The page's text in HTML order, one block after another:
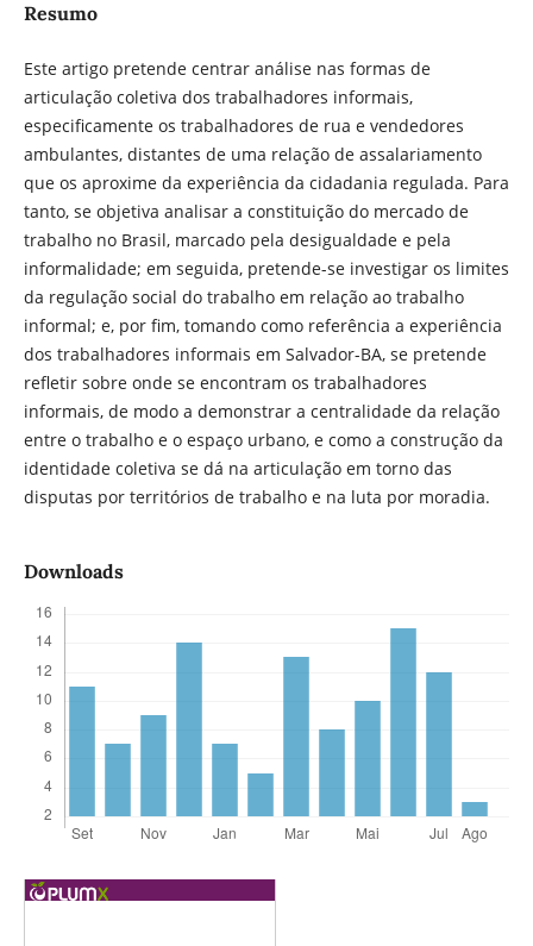
Resumo
Este artigo pretende centrar análise nas formas de
articulação coletiva dos trabalhadores informais,
especificamente os trabalhadores de rua e vendedores
ambulantes, distantes de uma relação de assalariamento
que os aproxime da experiência da cidadania regulada. Para
tanto, se objetiva analisar a constituição do mercado de
trabalho no Brasil, marcado pela desigualdade e pela
informalidade; em seguida, pretende-se investigar os limites
da regulação social do trabalho em relação ao trabalho
informal; e, por fim, tomando como referência a experiência
dos trabalhadores informais em Salvador-BA, se pretende
refletir sobre onde se encontram os trabalhadores
informais, de modo a demonstrar a centralidade da relação
entre o trabalho e o espaço urbano, e como a construção da
identidade coletiva se dá na articulação em torno das
disputas por territórios de trabalho e na luta por moradia.
Downloads